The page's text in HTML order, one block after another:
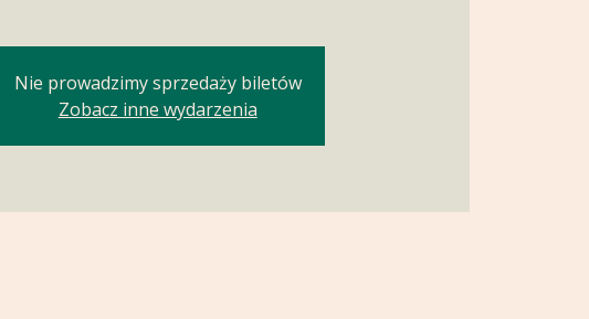
Nie prowadzimy sprzedaży biletów
Zobacz inne wydarzenia